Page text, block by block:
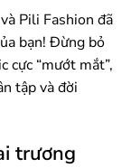
Pili Fashion đã
bạn! Đừng bỏ
cực “mướt mắt”,
tập và đời
trương